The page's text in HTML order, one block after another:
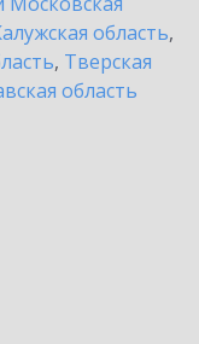
область,
, Тверская
область